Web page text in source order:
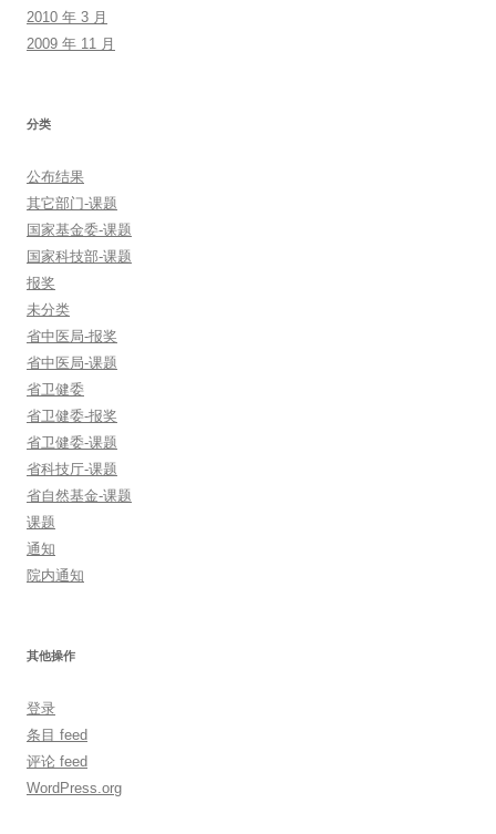
2010 年 3 月
2009 年 11 月
分类
公布结果
其它部门-课题
国家基金委-课题
国家科技部-课题
报奖
未分类
省中医局-报奖
省中医局-课题
省卫健委
省卫健委-报奖
省卫健委-课题
省科技厅-课题
省自然基金-课题
课题
通知
院内通知
其他操作
登录
条目 feed
评论 feed
WordPress.org